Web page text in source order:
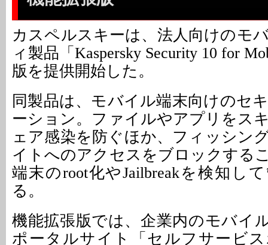
カスペルスキーは、法人向けのモ
ィ製品「Kaspersky Security 10 for
版を提供開始した。
同製品は、モバイル端末向けのセ
ーション。ファイルやアプリをス
ェア感染を防ぐほか、フィッシン
イトへのアクセスをブロックする
端末のroot化やJailbreakを検知し
る。
機能拡張版では、企業内のモバイ
ポータルサイト「セルフサービ